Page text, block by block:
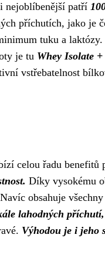
nejoblíbenější patří
příchutích, jako je
tuku a
je tu Whey Isolate
vstřebatelnost
celou řadu benefitů
Díky vysokému
obsahuje
lahodných příchutí,
Výhodou je i jeho